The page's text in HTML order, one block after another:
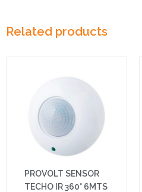
Related products
PROVOLT SENSOR
TECHO IR 360° 6MTS